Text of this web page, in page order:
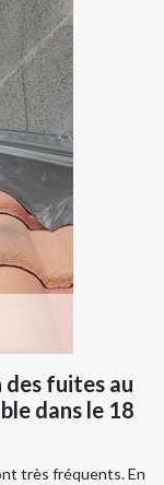
fuites au
dans le 18
très fréquents. En